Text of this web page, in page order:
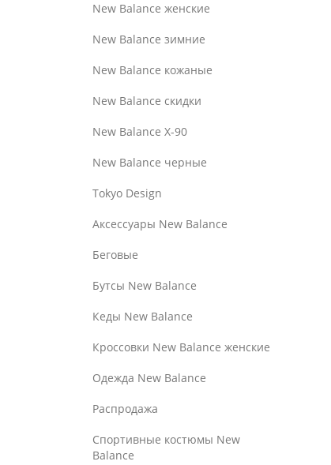
New Balance женские
New Balance зимние
New Balance кожаные
New Balance скидки
New Balance Х-90
New Balance черные
Tokyo Design
Аксессуары New Balance
Беговые
Бутсы New Balance
Кеды New Balance
Кроссовки New Balance женские
Одежда New Balance
Распродажа
Спортивные костюмы New
Balance